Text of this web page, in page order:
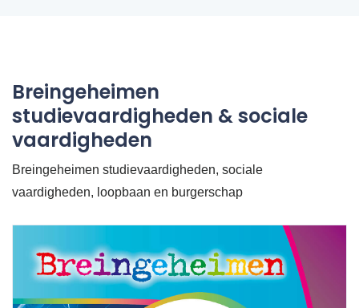
Breingeheimen
studievaardigheden & sociale
vaardigheden
Breingeheimen studievaardigheden, sociale
vaardigheden, loopbaan en burgerschap